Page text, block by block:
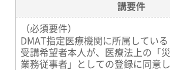
講要件
（必須要件）
DMAT指定医療機関に所属している
受講希望者本人が、医療法上の「
業務従事者」としての登録に同意